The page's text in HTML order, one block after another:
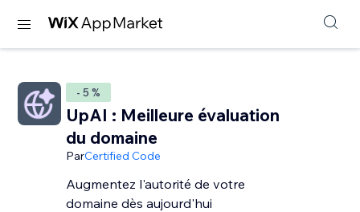
- 5 %
UpAI : Meilleure évaluation
du domaine
ParCertified Code
Augmentez l'autorité de votre
domaine dès aujourd'hui